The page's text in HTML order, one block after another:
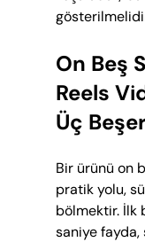
On Beş
Reels
Üç
Bir ürünü on
pratik yolu,
bölmektir. İlk
saniye fayda,